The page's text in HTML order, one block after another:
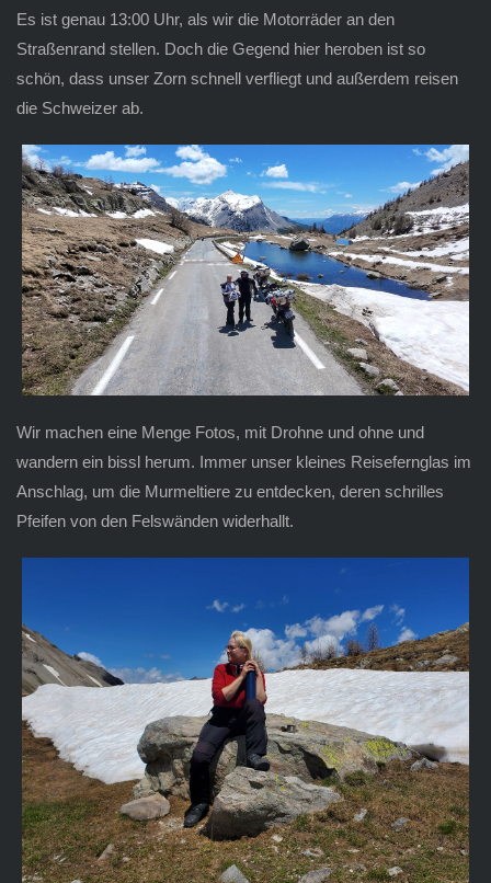
Es ist genau 13:00 Uhr, als wir die Motorräder an den
Straßenrand stellen. Doch die Gegend hier heroben ist so
schön, dass unser Zorn schnell verfliegt und außerdem reisen
die Schweizer ab.
Wir machen eine Menge Fotos, mit Drohne und ohne und
wandern ein bissl herum. Immer unser kleines Reisefernglas im
Anschlag, um die Murmeltiere zu entdecken, deren schrilles
Pfeifen von den Felswänden widerhallt.